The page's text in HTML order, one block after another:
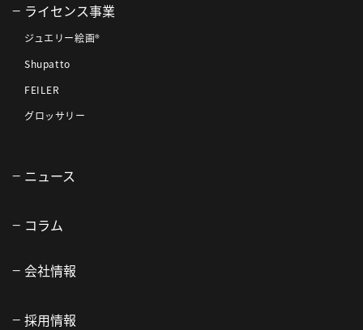
ライセンス事業
ジュエリー絵画®
Shupatto
FEILER
グロッサリー
ニュース
コラム
会社情報
採用情報